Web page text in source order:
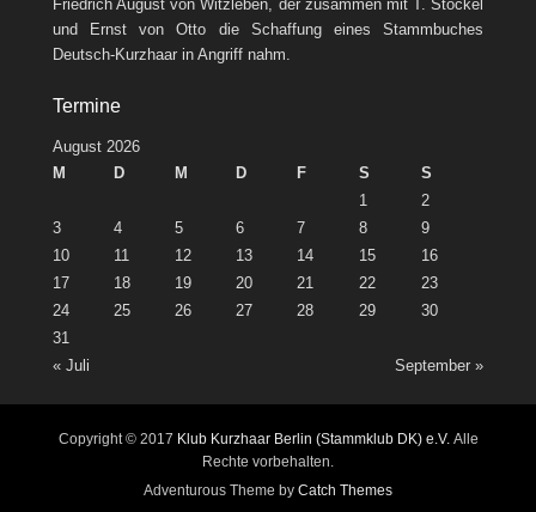
Friedrich August von Witzleben, der zusammen mit T. Stöckel
und Ernst von Otto die Schaffung eines Stammbuches
Deutsch-Kurzhaar in Angriff nahm.
Termine
August 2026
M
D M D F S
S
1
2
3
4 5 6 7 8
9
10
11 12 13 14 15
16
17
18 19 20 21 22
23
24
25 26 27 28 29
30
31
« Juli
September »
Copyright © 2017 Klub Kurzhaar Berlin (Stammklub DK) e.V.Alle
Rechte vorbehalten.
Adventurous Theme by Catch Themes